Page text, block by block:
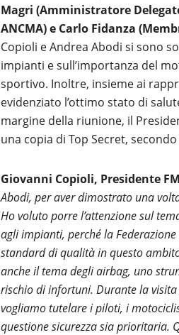
Magri (Amministratore
ANCMA) e Carlo Fidanza
Copioli e Andrea Abodi si sono
impianti e sull’importanza del
sportivo. Inoltre, insieme ai
evidenziato l’ottimo stato di
margine della riunione, il
una copia di Top Secret,
Giovanni Copioli, Presidente
Abodi, per aver dimostrato una
Ho voluto porre l’attenzione sul
agli impianti, perché la
standard di qualità in questo
anche il tema degli airbag, uno
rischio di infortuni. Durante la
vogliamo tutelare i piloti, i
questione sicurezza sia prioritaria.